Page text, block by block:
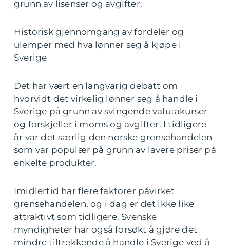
grunn av lisenser og avgifter.
Historisk gjennomgang av fordeler og
ulemper med hva lønner seg å kjøpe i
Sverige
Det har vært en langvarig debatt om
hvorvidt det virkelig lønner seg å handle i
Sverige på grunn av svingende valutakurser
og forskjeller i moms og avgifter. I tidligere
år var det særlig den norske grensehandelen
som var populær på grunn av lavere priser på
enkelte produkter.
Imidlertid har flere faktorer påvirket
grensehandelen, og i dag er det ikke like
attraktivt som tidligere. Svenske
myndigheter har også forsøkt å gjøre det
mindre tiltrekkende å handle i Sverige ved å